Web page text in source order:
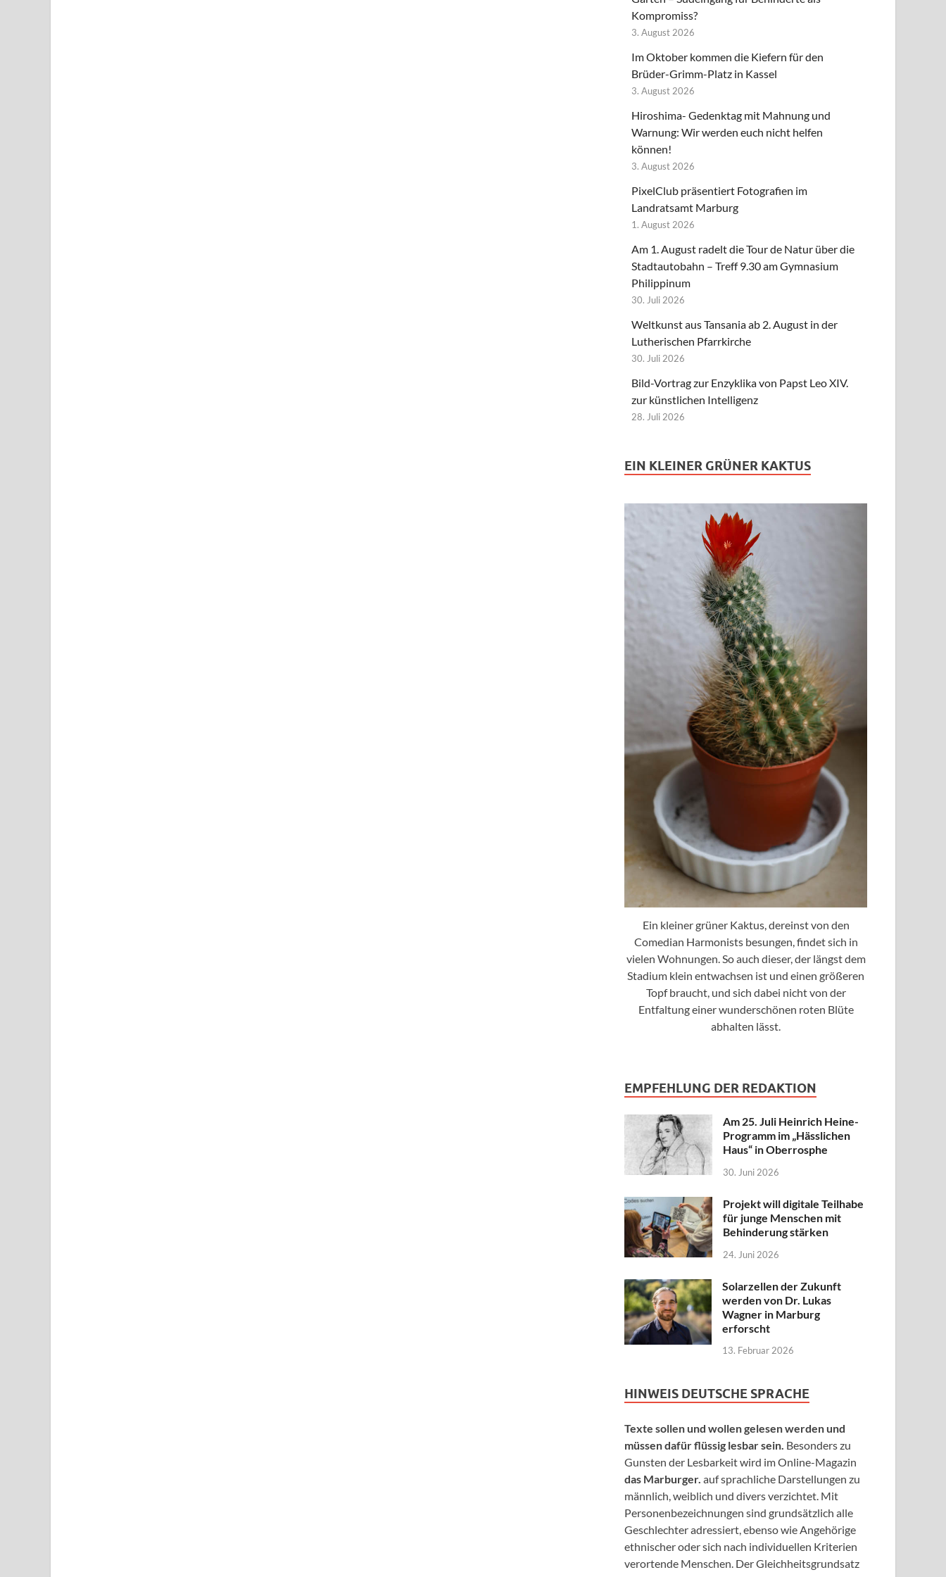
Kompromiss?
3. August 2026
Im Oktober kommen die Kiefern für den
Brüder-Grimm-Platz in Kassel
3. August 2026
Hiroshima- Gedenktag mit Mahnung und
Warnung: Wir werden euch nicht helfen
können!
3. August 2026
PixelClub präsentiert Fotografien im
Landratsamt Marburg
1. August 2026
Am 1. August radelt die Tour de Natur über die
Stadtautobahn – Treff 9.30 am Gymnasium
Philippinum
30. Juli 2026
Weltkunst aus Tansania ab 2. August in der
Lutherischen Pfarrkirche
30. Juli 2026
Bild-Vortrag zur Enzyklika von Papst Leo XIV.
zur künstlichen Intelligenz
28. Juli 2026
EIN KLEINER GRÜNER KAKTUS
Ein kleiner grüner Kaktus, dereinst von den
Comedian Harmonists besungen, findet sich in
vielen Wohnungen. So auch dieser, der längst dem
Stadium klein entwachsen ist und einen größeren
Topf braucht, und sich dabei nicht von der
Entfaltung einer wunderschönen roten Blüte
abhalten lässt.
EMPFEHLUNG DER REDAKTION
Am 25. Juli Heinrich Heine-
Programm im „Hässlichen
Haus“ in Oberrosphe
30. Juni 2026
Projekt will digitale Teilhabe
für junge Menschen mit
Behinderung stärken
24. Juni 2026
Solarzellen der Zukunft
werden von Dr. Lukas
Wagner in Marburg
erforscht
13. Februar 2026
HINWEIS DEUTSCHE SPRACHE
Texte sollen und wollen gelesen werden und
müssen dafür flüssig lesbar sein. Besonders zu
Gunsten der Lesbarkeit wird im Online-Magazin
das Marburger. auf sprachliche Darstellungen zu
männlich, weiblich und divers verzichtet. Mit
Personenbezeichnungen sind grundsätzlich alle
Geschlechter adressiert, ebenso wie Angehörige
ethnischer oder sich nach individuellen Kriterien
verortende Menschen. Der Gleichheitsgrundsatz